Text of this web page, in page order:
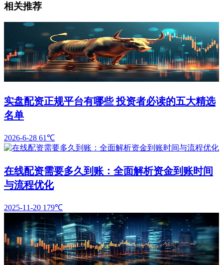
相关推荐
实盘配资正规平台有哪些 投资者必读的五大精选
名单
2026-6-28 61℃
在线配资需要多久到账：全面解析资金到账时间
与流程优化
2025-11-20 179℃